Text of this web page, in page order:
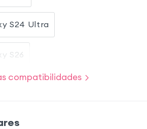
S24 Ultra
S26
S25 Ultra
compatibilidades